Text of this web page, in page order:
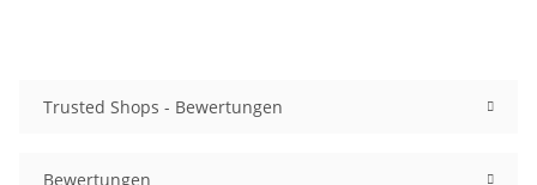
Trusted Shops - Bewertungen
Bewertungen